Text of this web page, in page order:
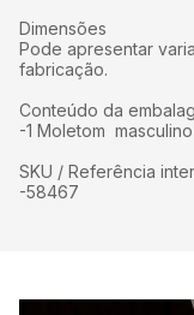
Dimensões
Pode apresentar
fabricação.
Conteúdo da
-1 Moletom masculino
SKU / Referência
-58467